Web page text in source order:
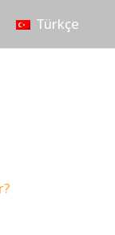
Türkçe